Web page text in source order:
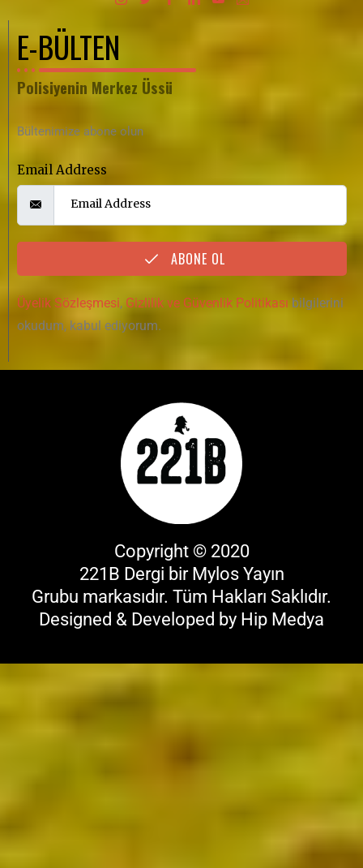
E-BÜLTEN
Polisiyenin Merkez Üssü
Bültenimize abone olun
Email Address
ABONE OL
Üyelik Sözleşmesi, Gizlilik ve Güvenlik Politikası bilgilerini
okudum, kabul ediyorum.
Copyright © 2020
221B Dergi bir Mylos Yayın
Grubu markasıdır. Tüm Hakları Saklıdır.
Designed & Developed by Hip Medya